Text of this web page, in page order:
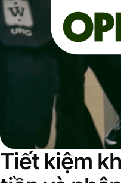
Tiết kiệm